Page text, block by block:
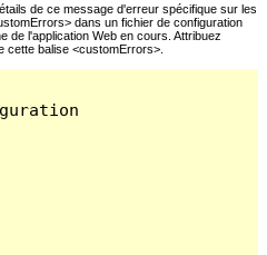
de ce message d'erreur spécifique sur les
dans un fichier de configuration
de l'application Web en cours. Attribuez
cette balise <customErrors>.